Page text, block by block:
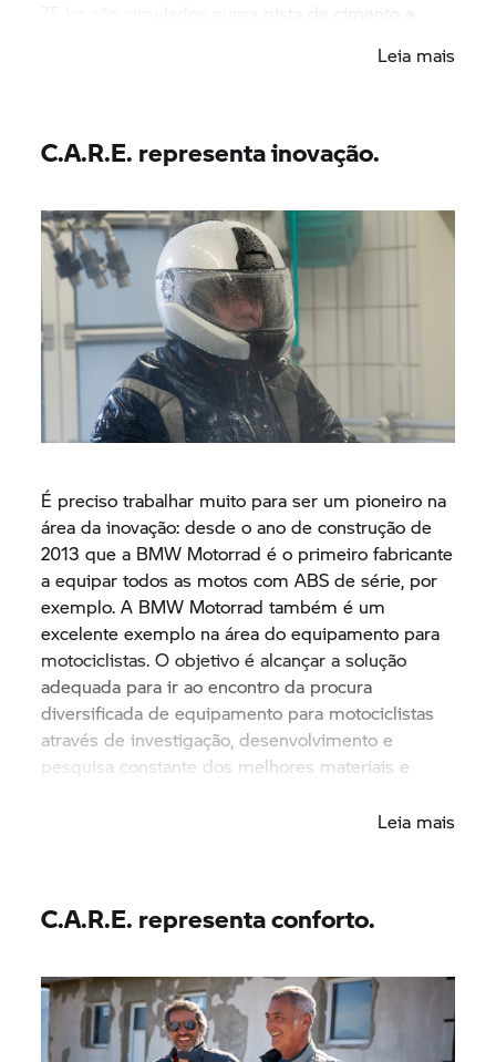
problema: todos os casacos, calças e jaquetas da
com a última geração de protetores CE.
Leia mais
C.A.R.E. representa inovação.
É preciso trabalhar muito para ser um pioneiro na
área da inovação: desde o ano de construção de
2013 que a BMW Motorrad é o primeiro fabricante
a equipar todos as motos com ABS de série, por
exemplo. A BMW Motorrad também é um
excelente exemplo na área do equipamento para
motociclistas. O objetivo é alcançar a solução
adequada para ir ao encontro da procura
diversificada de equipamento para motociclistas
através de investigação, desenvolvimento e
pesquisa constante dos melhores materiais e
Leia mais
C.A.R.E. representa conforto.